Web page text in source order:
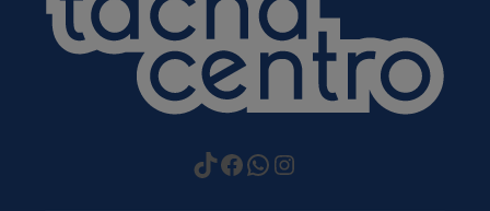
https://
Facebook
WhatsApp
Instagram